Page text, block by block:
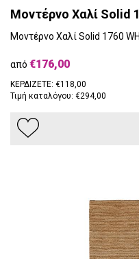
Μοντέρνο Χαλί Solid
Μοντέρνο Χαλί Solid 1760
από €176,00
ΚΕΡΔΙΖΕΤΕ: €118,00
Τιμή καταλόγου: €294,00